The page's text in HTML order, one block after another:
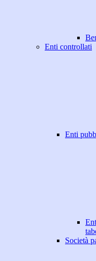
Enti controllati
Enti
Società